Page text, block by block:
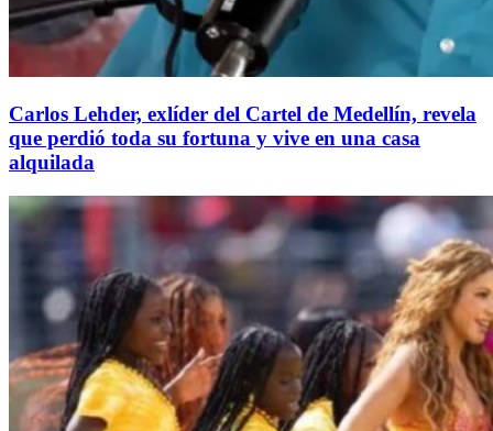
Carlos Lehder, exlíder del Cartel de Medellín, revela
que perdió toda su fortuna y vive en una casa
alquilada